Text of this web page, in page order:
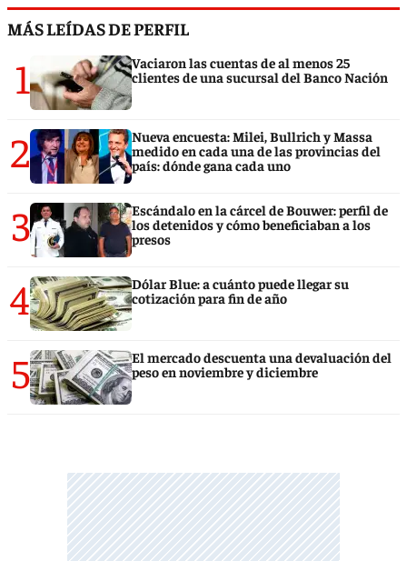
MÁS LEÍDAS DE PERFIL
1
Vaciaron las cuentas de al menos 25
clientes de una sucursal del Banco Nación
2
Nueva encuesta: Milei, Bullrich y Massa
medido en cada una de las provincias del
país: dónde gana cada uno
3
Escándalo en la cárcel de Bouwer: perfil de
los detenidos y cómo beneficiaban a los
presos
4
Dólar Blue: a cuánto puede llegar su
cotización para fin de año
5
El mercado descuenta una devaluación del
peso en noviembre y diciembre